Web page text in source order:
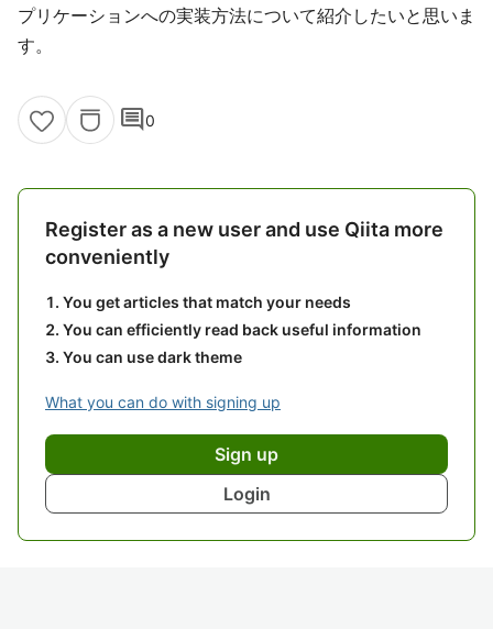
プリケーションへの実装方法について紹介したいと思いま
す。
comment0
Register as a new user and use Qiita more
conveniently
You get articles that match your needs
You can efficiently read back useful information
You can use dark theme
What you can do with signing up
Sign up
Login